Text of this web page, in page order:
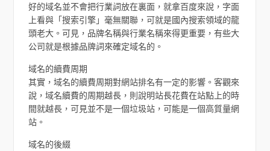
好的域名並不會把行業詞放在裏面，就拿百度來說，字面
上看與「搜索引擎」毫無關聯，可就是國內搜索領域的龍
頭老大。可見，品牌名稱與行業名稱來得更重要，有些大
公司就是根據品牌詞來確定域名的。
域名的續費周期
其實，域名的續費周期對網站排名有一定的影響。客觀來
說，域名續費的周期越長，則說明站長花費在站點上的時
間就越長，可見並不是一個垃圾站，可能是一個高質量網
站。
域名的後綴